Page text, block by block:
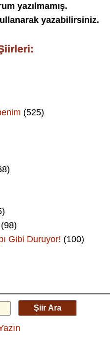
yazılmamış.
yazabilirsiniz.
(525)
(98)
Gibi Duruyor! (100)
Şiir Ara